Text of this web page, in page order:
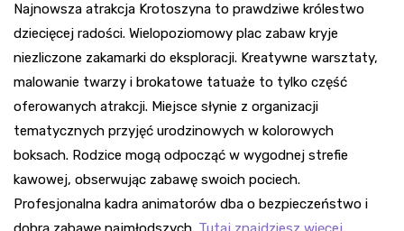
Najnowsza atrakcja Krotoszyna to prawdziwe królestwo
dziecięcej radości. Wielopoziomowy plac zabaw kryje
niezliczone zakamarki do eksploracji. Kreatywne warsztaty,
malowanie twarzy i brokatowe tatuaże to tylko część
oferowanych atrakcji. Miejsce słynie z organizacji
tematycznych przyjęć urodzinowych w kolorowych
boksach. Rodzice mogą odpocząć w wygodnej strefie
kawowej, obserwując zabawę swoich pociech.
Profesjonalna kadra animatorów dba o bezpieczeństwo i